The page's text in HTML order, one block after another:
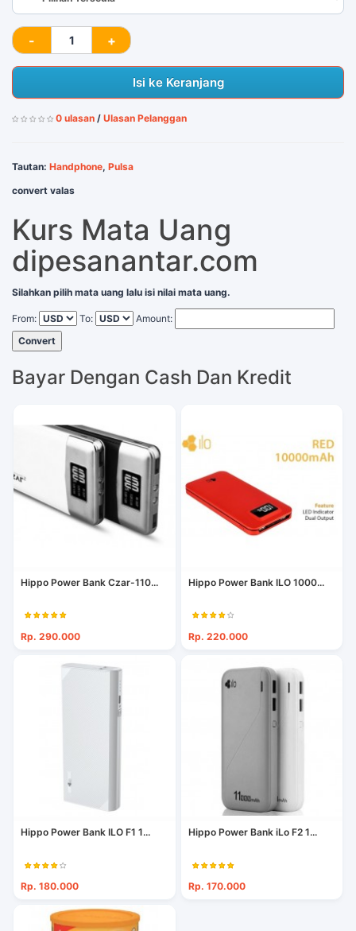
Isi ke Keranjang
0 ulasan / Ulasan Pelanggan
Tautan: Handphone, Pulsa
convert valas
Kurs Mata Uang
dipesanantar.com
Silahkan pilih mata uang lalu isi nilai mata uang.
From: To:
Amount:
Convert
Bayar Dengan Cash Dan Kredit
Hippo Power Bank Czar-110...
Rp. 290.000
Hippo Power Bank ILO 1000...
Rp. 220.000
Hippo Power Bank ILO F1 1...
Rp. 180.000
Hippo Power Bank iLo F2 1...
Rp. 170.000